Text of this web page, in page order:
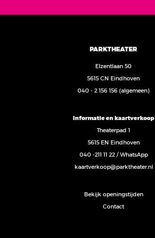
PARKTHEATER
Elzentlaan 50
5615 CN Eindhoven
040 - 2 156 156 (algemeen)
Informatie en kaartverkoop
Theaterpad 1
5615 EN Eindhoven
040 -211 11 22/WhatsApp
kaartverkoop@parktheater.nl
Bekijk openingstijden
Contact